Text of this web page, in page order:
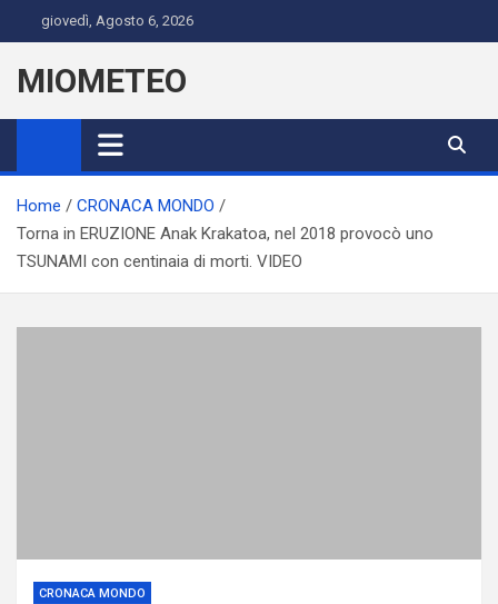
to
content
giovedì, Agosto 6, 2026
MIOMETEO
Home
CRONACA MONDO
Torna in ERUZIONE Anak Krakatoa, nel 2018 provocò uno
TSUNAMI con centinaia di morti. VIDEO
CRONACA MONDO